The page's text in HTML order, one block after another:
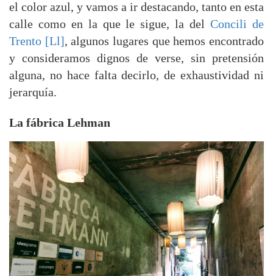
el color azul, y vamos a ir destacando, tanto en esta
calle como en la que le sigue, la delConcili de
Trento [Ll], algunos lugares que hemos encontrado
y consideramos dignos de verse, sin pretensión
alguna, no hace falta decirlo, de exhaustividad ni
jerarquía.
La fábrica Lehman